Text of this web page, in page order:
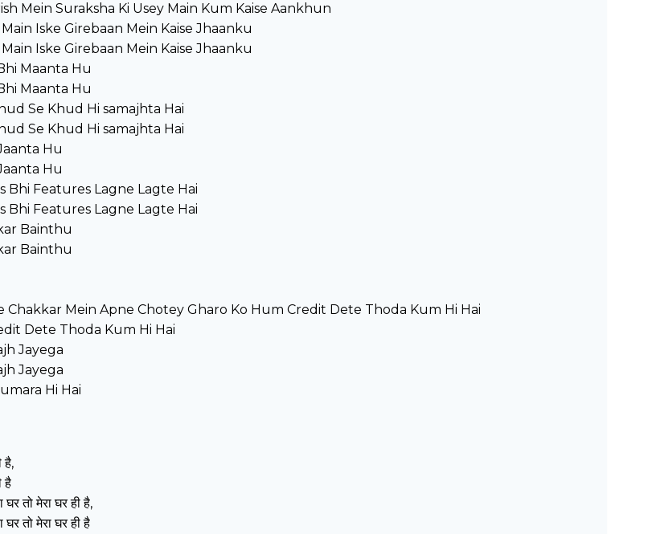
Mein Suraksha Ki Usey Main Kum Kaise Aankhun
Iske Girebaan Mein Kaise Jhaanku
Iske Girebaan Mein Kaise Jhaanku
Maanta Hu
Maanta Hu
Se Khud Hi samajhta Hai
Se Khud Hi samajhta Hai
Hu
Hu
Bhi Features Lagne Lagte Hai
Bhi Features Lagne Lagte Hai
Bainthu
Bainthu
Chakkar Mein Apne Chotey Gharo Ko Hum Credit Dete Thoda Kum Hi Hai
Dete Thoda Kum Hi Hai
Jayega
Jayega
Hi Hai
है,
है
तो मेरा घर ही है,
तो मेरा घर ही है